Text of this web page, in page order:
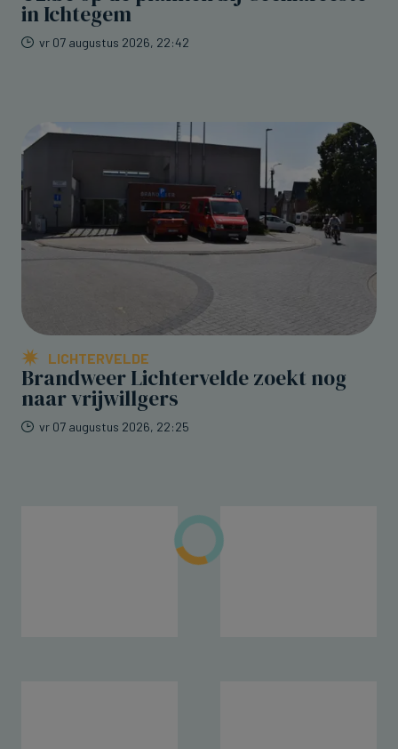
in Ichtegem
vr 07 augustus 2026, 22:42
LICHTERVELDE
Brandweer Lichtervelde zoekt nog
naar vrijwillgers
vr 07 augustus 2026, 22:25